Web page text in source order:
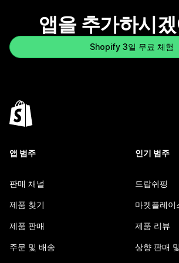
앱을 추가하시
Shopify 3일 무료 체험
앱 범주
판매 채널
제품 찾기
제품 판매
주문 및 배송
인기 범주
드랍쉬핑
마켓플레이
제품 리뷰
상향 판매